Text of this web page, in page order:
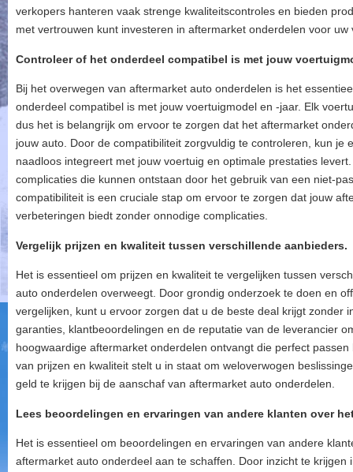
verkopers hanteren vaak strenge kwaliteitscontroles en bieden
met vertrouwen kunt investeren in aftermarket onderdelen voor uw
Controleer of het onderdeel compatibel is met jouw
Bij het overwegen van aftermarket auto onderdelen is het
onderdeel compatibel is met jouw voertuigmodel en -jaar. Elk
dus het is belangrijk om ervoor te zorgen dat het aftermarket
jouw auto. Door de compatibiliteit zorgvuldig te controleren, kun je
naadloos integreert met jouw voertuig en optimale prestaties
complicaties die kunnen ontstaan ​​door het gebruik van een niet-
compatibiliteit is een cruciale stap om ervoor te zorgen dat jouw
verbeteringen biedt zonder onnodige complicaties.
Vergelijk prijzen en kwaliteit tussen verschillende aanbieders.
Het is essentieel om prijzen en kwaliteit te vergelijken tussen
auto onderdelen overweegt. Door grondig onderzoek te doen en
vergelijken, kunt u ervoor zorgen dat u de beste deal krijgt zonder
garanties, klantbeoordelingen en de reputatie van de leverancier
hoogwaardige aftermarket onderdelen ontvangt die perfect
van prijzen en kwaliteit stelt u in staat om weloverwogen
geld te krijgen bij de aanschaf van aftermarket auto onderdelen.
Lees beoordelingen en ervaringen van andere klanten over
Het is essentieel om beoordelingen en ervaringen van andere
aftermarket auto onderdeel aan te schaffen. Door inzicht te